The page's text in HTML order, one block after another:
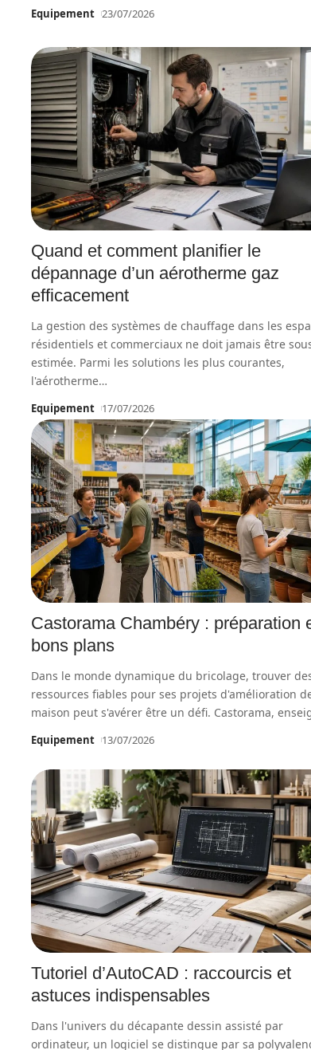
Equipement 23/07/2026
Quand et comment planifier le
dépannage d’un aérotherme gaz
efficacement
La gestion des systèmes de chauffage dans les
résidentiels et commerciaux ne doit jamais être
estimée. Parmi les solutions les plus courantes,
l'aérotherme…
Equipement 17/07/2026
Castorama Chambéry : préparation
bons plans
Dans le monde dynamique du bricolage, trouver
ressources fiables pour ses projets d'amélioration
maison peut s'avérer être un défi. Castorama,
Equipement 13/07/2026
Tutoriel d’AutoCAD : raccourcis et
astuces indispensables
Dans l'univers du décapante dessin assisté par
ordinateur, un logiciel se distingue par sa